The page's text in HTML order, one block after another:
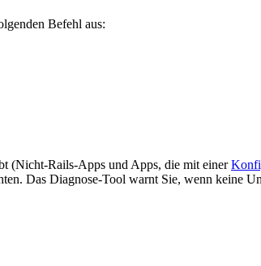
Befehl aus:
(Nicht-Rails-Apps und Apps, die mit einer
Das Diagnose-Tool warnt Sie, wenn keine